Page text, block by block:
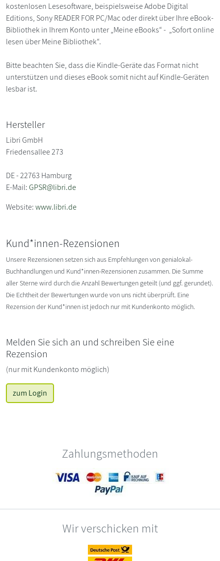
kostenlosen Lesesoftware, beispielsweise Adobe Digital
Editions, Sony READER FOR PC/Mac oder direkt über Ihre eBook-
Bibliothek in Ihrem Konto unter „Meine eBooks“ - „Sofort online
lesen über Meine Bibliothek“.
Bitte beachten Sie, dass die Kindle-Geräte das Format nicht
unterstützen und dieses eBook somit nicht auf Kindle-Geräten
lesbar ist.
Hersteller
Libri GmbH
Friedensallee 273
DE - 22763 Hamburg
E-Mail:GPSR@libri.de
Website:www.libri.de
Kund*innen-Rezensionen
Unsere Rezensionen setzen sich aus Empfehlungen von genialokal-
Buchhandlungen und Kund*innen-Rezensionen zusammen. Die Summe
aller Sterne wird durch die Anzahl Bewertungen geteilt (und ggf. gerundet).
Die Echtheit der Bewertungen wurde von uns nicht überprüft. Eine
Rezension der Kund*innen ist jedoch nur mit Kundenkonto möglich.
Melden Sie sich an und schreiben Sie eine
Rezension
(nur mit Kundenkonto möglich)
zum Login
Zahlungsmethoden
Wir verschicken mit